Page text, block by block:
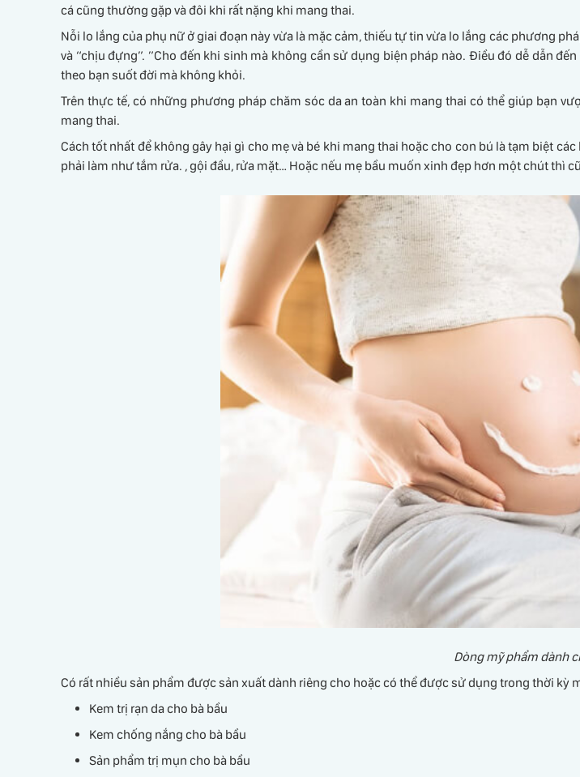
cá cũng thường gặp và đôi khi rất nặng khi mang thai.
Nỗi lo lắng của phụ nữ ở giai đoạn này vừa là mặc cảm, thiếu tự tin vừa lo lắng các phương
và “chịu đựng”. ”Cho đến khi sinh mà không cần sử dụng biện pháp nào. Điều đó dễ dẫn
theo bạn suốt đời mà không khỏi.
Trên thực tế, có những phương pháp chăm sóc da an toàn khi mang thai có thể giúp bạn
mang thai.
Cách tốt nhất để không gây hại gì cho mẹ và bé khi mang thai hoặc cho con bú là tạm biệt
phải làm như tắm rửa. , gội đầu, rửa mặt… Hoặc nếu mẹ bầu muốn xinh đẹp hơn một chút thì
Dòng mỹ phẩm dành
Có rất nhiều sản phẩm được sản xuất dành riêng cho hoặc có thể được sử dụng trong thời
Kem trị rạn da cho bà bầu
Kem chống nắng cho bà bầu
Sản phẩm trị mụn cho bà bầu